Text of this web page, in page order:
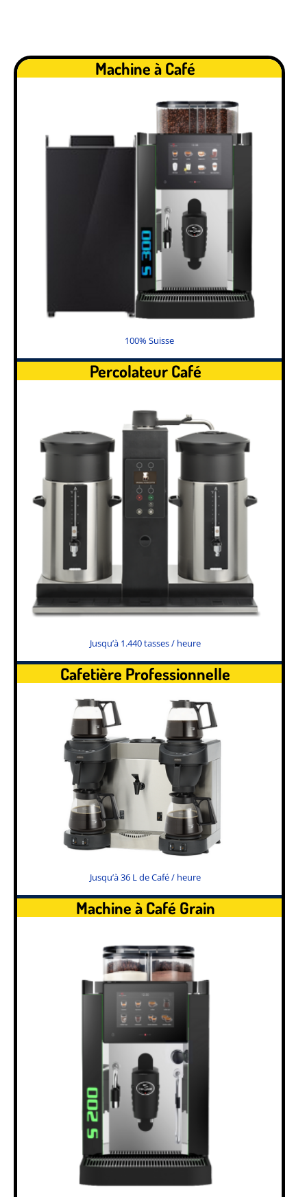
Machine à Café
100% Suisse
Percolateur Café
Jusqu’à 1.440 tasses / heure
Cafetière Professionnelle
Jusqu’à 36 L de Café / heure
Machine à Café Grain